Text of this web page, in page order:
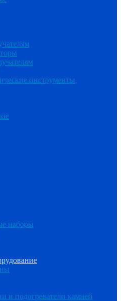
инструменты
наборы
и подогреватели камней